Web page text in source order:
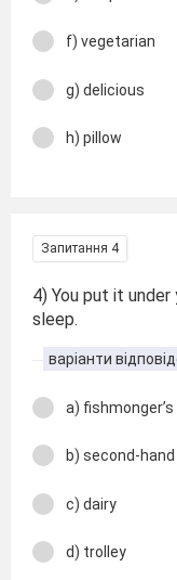
f) vegetarian
g) delicious
h) pillow
Запитання 4
4) You put it under
sleep.
варіанти
a) fishmonger’s
b) second-
c) dairy
d) trolley